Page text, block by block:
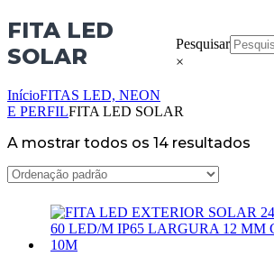
Pesquisar
×
FITA LED
SOLAR
InícioFITAS LED, NEON
E PERFILFITA LED SOLAR
A mostrar todos os 14 resultados